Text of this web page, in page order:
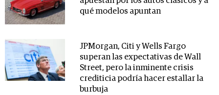
qué modelos apuntan
JPMorgan, Citi y Wells Fargo
superan las expectativas de Wall
Street, pero la inminente crisis
crediticia podría hacer estallar la
burbuja